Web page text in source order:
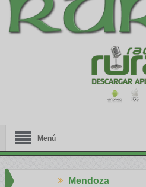
services. 1: 1 design high
Menú